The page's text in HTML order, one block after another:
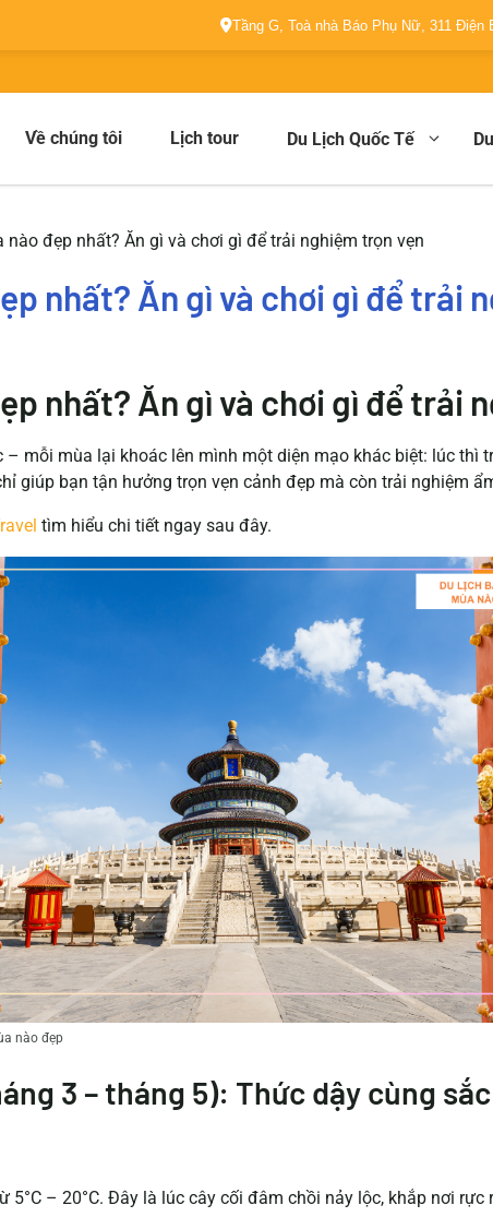
Tầng G, Toà nhà Báo Phụ Nữ, 311
Về chúng tôi Lịch tour Du Lịch Quốc Tế
nào đẹp nhất? Ăn gì và chơi gì để trải nghiệm trọn vẹn
nhất? Ăn gì và chơi gì để trải
nhất? Ăn gì và chơi gì để trải
mỗi mùa lại khoác lên mình một diện mạo khác biệt: lúc
giúp bạn tận hưởng trọn vẹn cảnh đẹp mà còn trải nghiệm
tìm hiểu chi tiết ngay sau đây.
nào đẹp
3 – tháng 5): Thức dậy cùng
– 20°C. Đây là lúc cây cối đâm chồi nảy lộc, khắp nơi rực